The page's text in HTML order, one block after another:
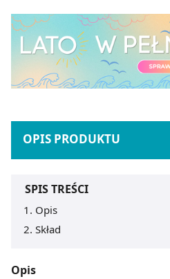
OPIS PRODUKTU
SPIS TREŚCI
Opis
Skład
Opis